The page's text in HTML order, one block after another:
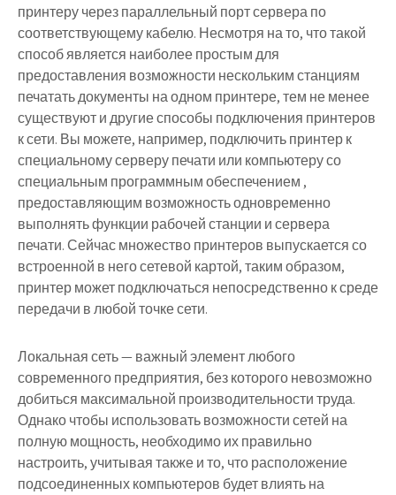
принтеру через параллельный порт сервера по
соответствующему кабелю. Несмотря на то, что такой
способ является наиболее простым для
предоставления возможности нескольким станциям
печатать документы на одном принтере, тем не менее
существуют и другие способы подключения принтеров
к сети. Вы можете, например, подключить принтер к
специальному серверу печати или компьютеру со
специальным программным обеспечением ,
предоставляющим возможность одновременно
выполнять функции рабочей станции и сервера
печати. Сейчас множество принтеров выпускается со
встроенной в него сетевой картой, таким образом,
принтер может подключаться непосредственно к среде
передачи в любой точке сети.
Локальная сеть — важный элемент любого
современного предприятия, без которого невозможно
добиться максимальной производительности труда.
Однако чтобы использовать возможности сетей на
полную мощность, необходимо их правильно
настроить, учитывая также и то, что расположение
подсоединенных компьютеров будет влиять на